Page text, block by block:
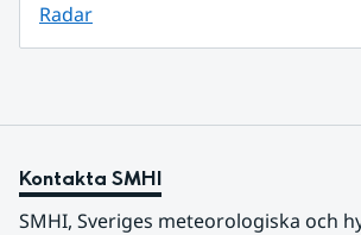
Radar
Kontakta SMHI
SMHI, Sveriges meteorologiska och